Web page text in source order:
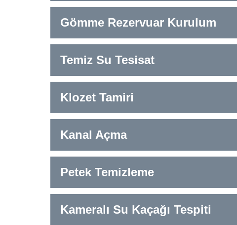
Gömme Rezervuar Kurulum
Temiz Su Tesisat
Klozet Tamiri
Kanal Açma
Petek Temizleme
Kameralı Su Kaçağı Tespiti